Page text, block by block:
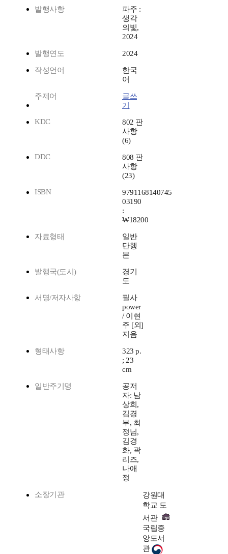
발행사항
파주 :
생각
의빛,
2024
발행연도 2024
작성언어
한국
어
주제어
글쓰
기
KDC
802 판
사항
(6)
DDC
808 판
사항
(23)
ISBN
9791168140745
03190
:
₩18200
자료형태
일반
단행
본
발행국(도시)
경기
도
서명/저자사항
필사
power
/ 이현
주 [외]
지음
형태사항
323 p.
; 23
cm
일반주기명
공저
자: 남
상희,
김경
부, 최
정님,
김경
화, 곽
리즈,
나애
정
소장기관
강원대
학교 도
서관
국립중
앙도서
관